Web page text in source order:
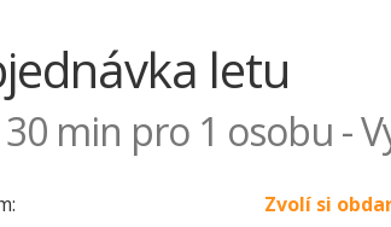
letu
min pro 1 osobu -
Zvolí si